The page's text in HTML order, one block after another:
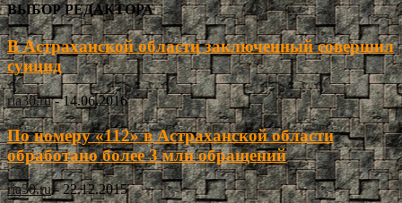
ВЫБОР РЕДАКТОРА
В Астраханской области заключенный совершил
суицид
ria30.ru - 14.06.2016
По номеру «112» в Астраханской области
обработано более 3 млн обращений
ria30.ru - 22.12.2015